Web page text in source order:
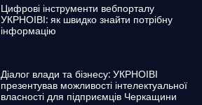
Цифрові інструменти вебпорталу
УКРНОІВІ: як швидко знайти потрібну
інформацію
Діалог влади та бізнесу: УКРНОІВІ
презентував можливості інтелектуальної
власності для підприємців Черкащини